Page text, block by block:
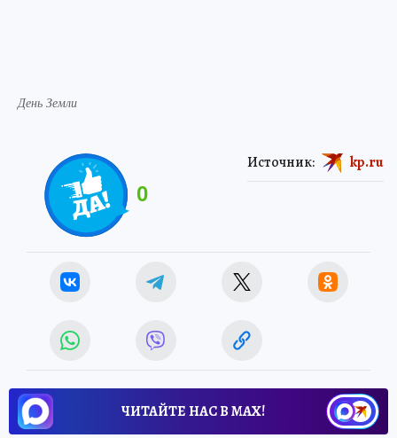
День Земли
0
Источник: kp.ru
ЧИТАЙТЕ НАС В МАХ!